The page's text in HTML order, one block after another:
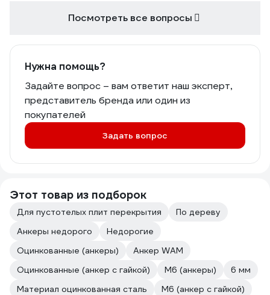
Посмотреть все вопросы
Нужна помощь?
Задайте вопрос – вам ответит наш эксперт,
представитель бренда или один из
покупателей
Задать вопрос
Этот товар из подборок
Для пустотелых плит перекрытия
По дереву
Анкеры недорого
Недорогие
Оцинкованные (анкеры)
Анкер WAM
Оцинкованные (анкер с гайкой)
М6 (анкеры)
6 мм
Материал оцинкованная сталь
М6 (анкер с гайкой)